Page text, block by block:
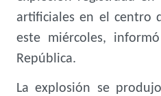
artificiales en el centro
este miércoles,
República.
La explosión se